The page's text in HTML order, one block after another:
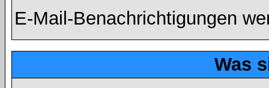
E-Mail-Benachrichtigungen
Was